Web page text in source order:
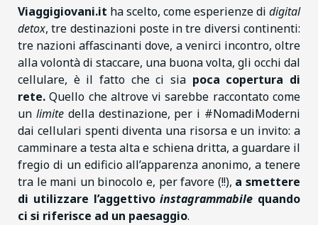
Viaggigiovani.it ha scelto, come esperienze di digital
detox, tre destinazioni poste in tre diversi continenti:
tre nazioni affascinanti dove, a venirci incontro, oltre
alla volontà di staccare, una buona volta, gli occhi dal
cellulare, è il fatto che ci sia poca copertura di
rete. Quello che altrove vi sarebbe raccontato come
un limitedella destinazione, per i #NomadiModerni
dai cellulari spenti diventa una risorsa e un invito: a
camminare a testa alta e schiena dritta, a guardare il
fregio di un edificio all’apparenza anonimo, a tenere
tra le mani un binocolo e, per favore (!!), a smettere
di utilizzare l’aggettivoinstagrammabile quando
ci si riferisce ad un paesaggio.